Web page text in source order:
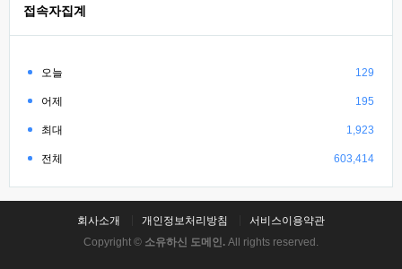
접속자집계
오늘 129
어제 195
최대 1,923
전체 603,414
회사소개 개인정보처리방침
서비스이용약관
Copyright © 소유하신 도메인. All rights reserved.